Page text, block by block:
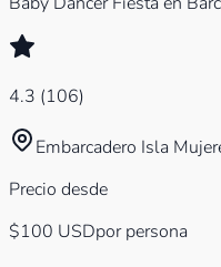
4.3 (106)
Embarcadero Isla
Precio desde
$100 USDpor persona